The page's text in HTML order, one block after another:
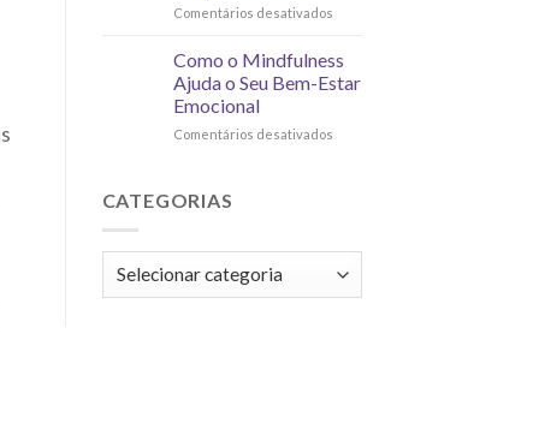
Comentários desativados
Como o Mindfulness
Ajuda o Seu Bem-Estar
Emocional
Comentários desativados
CATEGORIAS